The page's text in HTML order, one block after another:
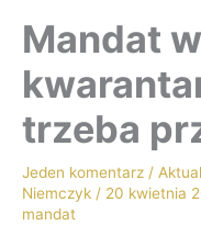
Mandat
trzeba
Jeden komentarz /
Niemczyk / 20 kwietnia
mandat